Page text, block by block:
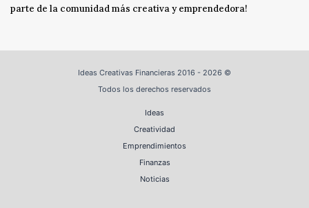
parte de la comunidad más creativa y emprendedora!
Ideas Creativas Financieras 2016 - 2026 ©
Todos los derechos reservados
Ideas
Creatividad
Emprendimientos
Finanzas
Noticias